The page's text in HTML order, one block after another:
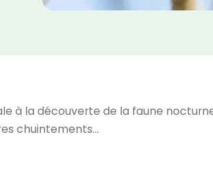
à la découverte de la faune
chuintements…